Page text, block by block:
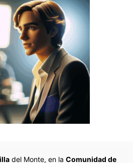
del Monte, en la Comunidad de